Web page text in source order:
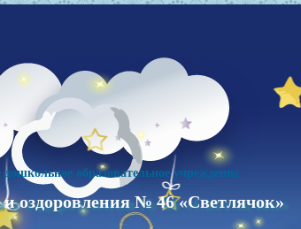
образовательное учреждение
оздоровления № 46 «Светлячок»